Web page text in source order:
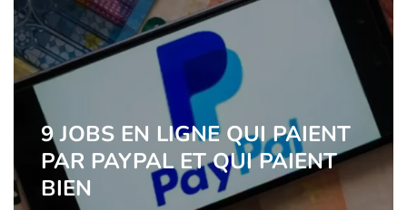
9 JOBS EN LIGNE QUI PAIENT
PAR PAYPAL ET QUI PAIENT
BIEN